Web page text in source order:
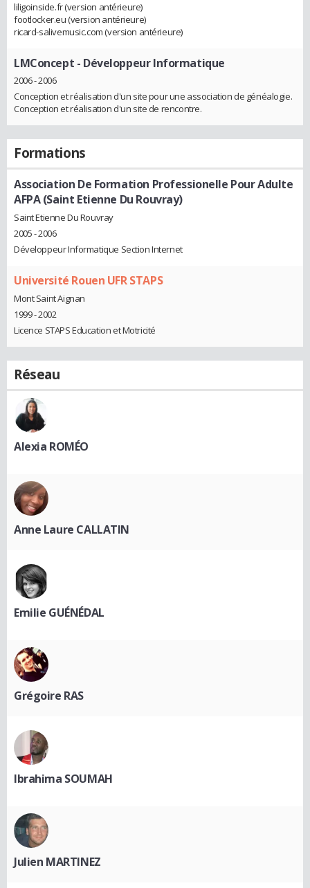
liligoinside.fr (version antérieure)
footlocker.eu (version antérieure)
ricard-salivemusic.com (version antérieure)
LMConcept - Développeur Informatique
2006 - 2006
Conception et réalisation d'un site pour une association de généalogie.
Conception et réalisation d'un site de rencontre.
Formations
Association De Formation Professionelle Pour Adulte
AFPA (Saint Etienne Du Rouvray)
Saint Etienne Du Rouvray
2005 - 2006
Développeur Informatique Section Internet
Université Rouen UFR STAPS
Mont Saint Aignan
1999 - 2002
Licence STAPS Education et Motricité
Réseau
Alexia ROMÉO
Anne Laure CALLATIN
Emilie GUÉNÉDAL
Grégoire RAS
Ibrahima SOUMAH
Julien MARTINEZ